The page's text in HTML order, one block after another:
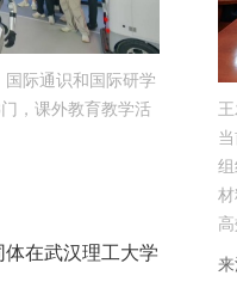
国际通识和国际研学
，课外教育教学活
体在武汉理工大学